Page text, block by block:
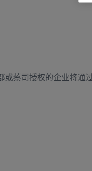
或蔡司授权的企业将通